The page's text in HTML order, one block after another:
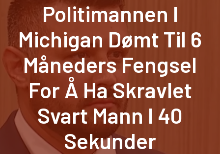
Politimannen I
Michigan Dømt Til 6
Måneders Fengsel
For Å Ha Skravlet
Svart Mann I 40
Sekunder